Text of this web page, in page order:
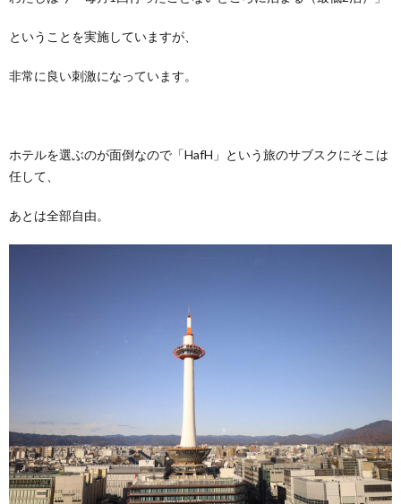
ということを実施していますが、
非常に良い刺激になっています。
ホテルを選ぶのが面倒なので「HafH」という旅のサブスクにそこは
任して、
あとは全部自由。